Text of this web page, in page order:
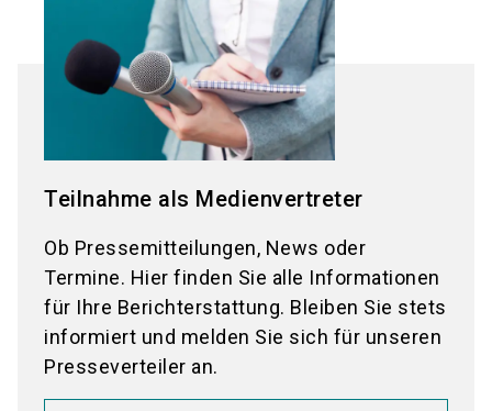
Teilnahme als Medienvertreter
Ob Pressemitteilungen, News oder
Termine. Hier finden Sie alle Informationen
für Ihre Berichterstattung. Bleiben Sie stets
informiert und melden Sie sich für unseren
Presseverteiler an.